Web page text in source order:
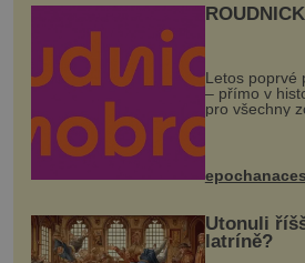
Letos poprvé
– přímo v
pro všechny
program se
mohou těšit
Utonuli
latríně?